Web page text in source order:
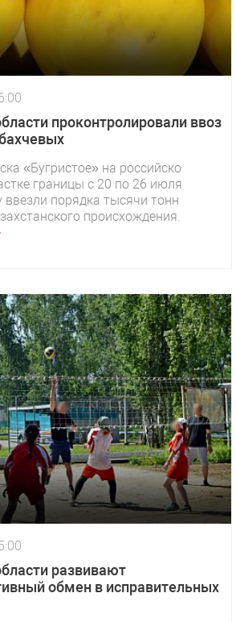
проконтролировали ввоз
«Бугристое» на российско
границы с 20 по 26 июля
ввезли порядка тысячи тонн
происхождения.
развивают
обмен в исправительных